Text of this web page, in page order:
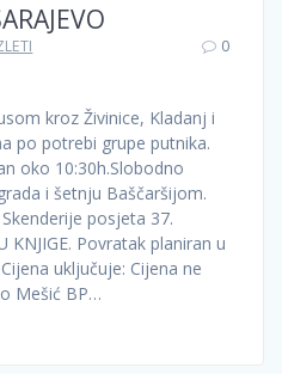
0
kroz Živinice, Kladanj i
po potrebi grupe putnika.
oko 10:30h.Slobodno
i šetnju Baščaršijom.
posjeta 37.
KNJIGE. Povratak planiran u
uključuje: Cijena ne
Mešić BP…